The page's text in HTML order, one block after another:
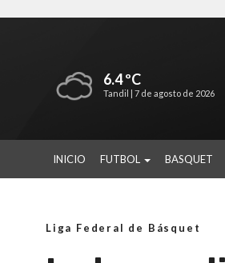
6.4 ºC
Tandil | 7 de agosto de 2026
INICIO FUTBOL BASQUET
Liga Federal de Básquet